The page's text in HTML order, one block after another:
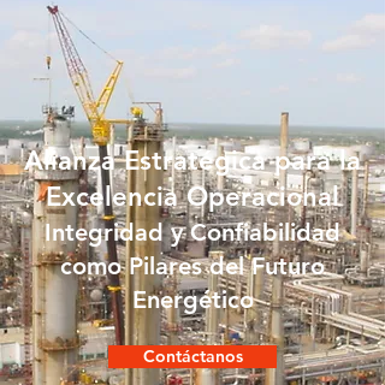
Alianza Estratégica para la
Excelencia Operacional
Integridad y Confiabilidad
como Pilares del Futuro
Energético
Contáctanos